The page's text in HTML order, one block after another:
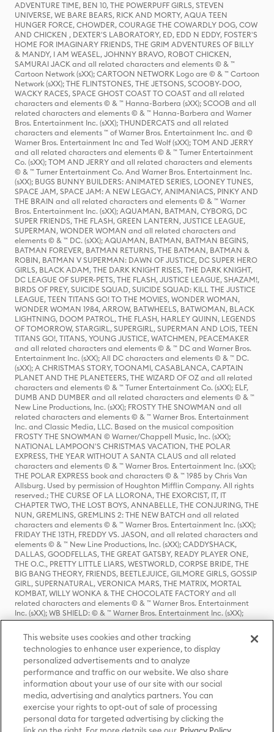
ADVENTURE TIME, BEN 10, THE POWERPUFF GIRLS, STEVEN
UNIVERSE, WE BARE BEARS, RICK AND MORTY, AQUA TEEN
HUNGER FORCE, CHOWDER, COURAGE THE COWARDLY DOG, COW
AND CHICKEN , DEXTER'S LABORATORY, ED, EDD N EDDY, FOSTER'S
HOME FOR IMAGINARY FRIENDS, THE GRIM ADVENTURES OF BILLY
& MANDY, I AM WEASEL, JOHNNY BRAVO, ROBOT CHICKEN,
SAMURAI JACK and all related characters and elements © & ™
Cartoon Network (sXX); CARTOON NETWORK Logo are © & ™ Cartoon
Network (sXX); THE FLINTSTONES, THE JETSONS, SCOOBY-DOO,
WACKY RACES, SPACE GHOST COAST TO COAST and all related
characters and elements © & ™ Hanna-Barbera (sXX); SCOOB and all
related characters and elements © & ™ Hanna-Barbera and Warner
Bros. Entertainment Inc. (sXX); THUNDERCATS and all related
characters and elements ™ of Warner Bros. Entertainment Inc. and ©
Warner Bros. Entertainment Inc and Ted Wolf (sXX); TOM AND JERRY
and all related characters and elements © & ™ Turner Entertainment
Co. (sXX); TOM AND JERRY and all related characters and elements
© & ™ Turner Entertainment Co. And Warner Bros. Entertainment Inc.
(sXX); BUGS BUNNY BUILDERS: ANIMATED SERIES, LOONEY TUNES,
SPACE JAM, SPACE JAM: A NEW LEGACY, ANIMANIACS, PINKY AND
THE BRAIN and all related characters and elements © & ™ Warner
Bros. Entertainment Inc. (sXX); AQUAMAN, BATMAN, CYBORG, DC
SUPER FRIENDS, THE FLASH, GREEN LANTERN, JUSTICE LEAGUE,
SUPERMAN, WONDER WOMAN and all related characters and
elements © & ™ DC. (sXX); AQUAMAN, BATMAN, BATMAN BEGINS,
BATMAN FOREVER, BATMAN RETURNS, THE BATMAN, BATMAN &
ROBIN, BATMAN V SUPERMAN: DAWN OF JUSTICE, DC SUPER HERO
GIRLS, BLACK ADAM, THE DARK KNIGHT RISES, THE DARK KNIGHT,
DC LEAGUE OF SUPER-PETS, THE FLASH, JUSTICE LEAGUE, SHAZAM!,
BIRDS OF PREY, SUICIDE SQUAD, SUICIDE SQUAD: KILL THE JUSTICE
LEAGUE, TEEN TITANS GO! TO THE MOVIES, WONDER WOMAN,
WONDER WOMAN 1984, ARROW, BATWHEELS, BATWOMAN, BLACK
LIGHTNING, DOOM PATROL, THE FLASH, HARLEY QUINN, LEGENDS
OF TOMORROW, STARGIRL, SUPERGIRL, SUPERMAN AND LOIS, TEEN
TITANS GO!, TITANS, YOUNG JUSTICE, WATCHMEN, PEACEMAKER
and all related characters and elements © & ™ DC and Warner Bros.
Entertainment Inc. (sXX); All DC characters and elements © & ™ DC.
(sXX); A CHRISTMAS STORY, TOONAMI, CASABLANCA, CAPTAIN
PLANET AND THE PLANETEERS, THE WIZARD OF OZ and all related
characters and elements © & ™ Turner Entertainment Co. (sXX); ELF,
DUMB AND DUMBER and all related characters and elements © & ™
New Line Productions, Inc. (sXX); FROSTY THE SNOWMAN and all
related characters and elements © & ™ Warner Bros. Entertainment
Inc. and Classic Media, LLC. Based on the musical composition
FROSTY THE SNOWMAN © Warner/Chappell Music, Inc. (sXX);
NATIONAL LAMPOON'S CHRISTMAS VACATION, THE POLAR
EXPRESS, THE YEAR WITHOUT A SANTA CLAUS and all related
characters and elements © & ™ Warner Bros. Entertainment Inc. (sXX);
THE POLAR EXPRESS book and characters © & ™ 1985 by Chris Van
Allsburg. Used by permission of Houghton Mifflin Company. All rights
reserved.; THE CURSE OF LA LLORONA, THE EXORCIST, IT, IT
CHAPTER TWO, THE LOST BOYS, ANNABELLE, THE CONJURING, THE
NUN, GREMLINS, GREMLINS 2: THE NEW BATCH and all related
characters and elements © & ™ Warner Bros. Entertainment Inc. (sXX);
FRIDAY THE 13TH, FREDDY VS. JASON, and all related characters and
elements © & ™ New Line Productions, Inc. (sXX); CADDYSHACK,
DALLAS, GOODFELLAS, THE GREAT GATSBY, READY PLAYER ONE,
THE O.C., PRETTY LITTLE LIARS, WESTWORLD, CORPSE BRIDE, THE
BIG BANG THEORY, FRIENDS, BEETLEJUICE, GILMORE GIRLS, GOSSIP
GIRL, SUPERNATURAL, VERONICA MARS, THE MATRIX, MORTAL
KOMBAT, WILLY WONKA & THE CHOCOLATE FACTORY and all
related characters and elements © & ™ Warner Bros. Entertainment
Inc. (sXX); WB SHIELD: © & ™ Warner Bros. Entertainment Inc. (sXX);
HOUSE OF THE DRAGON, GAME OF THRONES, and all related
characters and elements © & ™ Home Box Office, Inc. (sXX); CHILLING
ADVENTURES OF SABRINA, RIVERDALE © & ™ Warner Bros.
Entertainment Inc. Archie Comics and all related characters and
elements © & ™ Archie Comic Publications, Inc. Used with permission.
(sXX); SEINFELD and all related characters and elements © & ™ Castle
Rock Entertainment. (sXX); TED LASSO © & ™ Warner Bros.
Entertainment Inc. & Universal Television LLC (sXX); THE HOBBIT: AN
UNEXPECTED JOURNEY, THE HOBBIT: THE DESOLATION OF SMAUG,
THE HOBBIT: THE BATTLE OF THE FIVE ARMIES, THE LORD OF THE
RINGS: THE FELLOWSHIP OF THE RING, THE LORD OF THE RINGS: THE
This website uses cookies and other tracking
technologies to enhance user experience, to display
personalized advertisements and to analyze
performance and traffic on our website. We also share
information about your use of our site with our social
media, advertising and analytics partners. You can
exercise your rights to opt-out of sale of processing
personal data for targeted advertising by clicking the